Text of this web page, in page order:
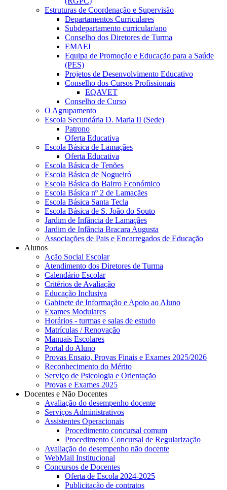
Estruturas de Coordenação e Supervisão
Departamentos Curriculares
Subdepartamento curricular/ano
Conselho dos Diretores de Turma
EMAEI
Equipa de Promoção e Educação para a Saúde
(PES)
Projetos de Desenvolvimento Educativo
Conselho dos Cursos Profissionais
EQAVET
Conselho de Curso
O Agrupamento
Escola Secundária D. Maria II (Sede)
Patrono
Oferta Educativa
Escola Básica de Lamaçães
Oferta Educativa
Escola Básica de Tenões
Escola Básica de Nogueiró
Escola Básica do Bairro Económico
Escola Básica nº 2 de Lamaçães
Escola Básica Santa Tecla
Escola Básica de S. João do Souto
Jardim de Infância de Lamaçães
Jardim de Infância Bracara Augusta
Associações de Pais e Encarregados de Educação
Alunos
Ação Social Escolar
Atendimento dos Diretores de Turma
Calendário Escolar
Critérios de Avaliação
Educação Inclusiva
Gabinete de Informação e Apoio ao Aluno
Exames Modulares
Horários - turmas e salas de estudo
Matrículas / Renovação
Manuais Escolares
Portal do Aluno
Provas Ensaio, Provas Finais e Exames 2025/2026
Reconhecimento do Mérito
Serviço de Psicologia e Orientação
Provas e Exames 2025
Docentes e Não Docentes
Avaliação do desempenho docente
Serviços Administrativos
Assistentes Operacionais
Procedimento concursal comum
Procedimento Concursal de Regularização
Avaliação do desempenho não docente
WebMail Institucional
Concursos de Docentes
Oferta de Escola 2024-2025
Publicitação de contratos